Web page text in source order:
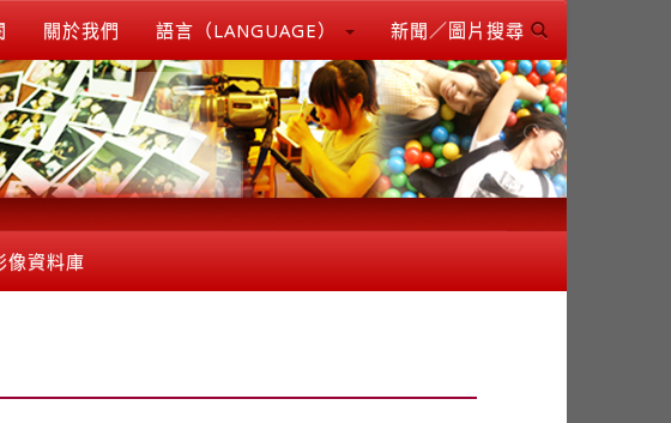
關於我們 語言（LANGUAGE） 新聞／圖片搜尋
像資料庫